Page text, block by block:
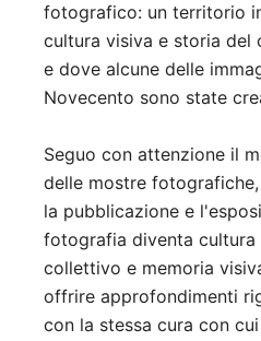
fotografico: un territorio
cultura visiva e storia del
e dove alcune delle
Novecento sono state
Seguo con attenzione il
delle mostre
la pubblicazione e
fotografia diventa cultura
collettivo e memoria
offrire approfondimenti
con la stessa cura con